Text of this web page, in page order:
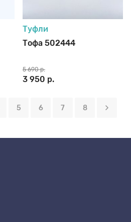
Туфли
Тофа 502444
3 950 р.
5 690 р.
5 6 7 8